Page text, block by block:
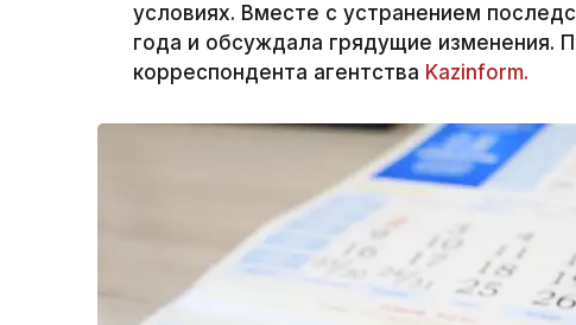
условиях. Вместе с устранением
года и обсуждала грядущие изменения.
корреспондента агентства Kazinform.